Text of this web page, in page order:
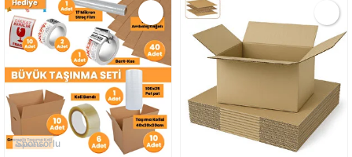
Sponsorlu